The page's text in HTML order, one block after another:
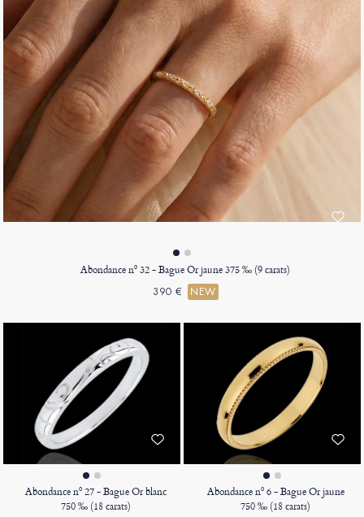
Abondance nº 32 - Bague Or jaune 375 ‰ (9 carats)
390 € NEW
Abondance nº 27 - Bague Or blanc
750 ‰ (18 carats)
Abondance nº 6 - Bague Or jaune
750 ‰ (18 carats)